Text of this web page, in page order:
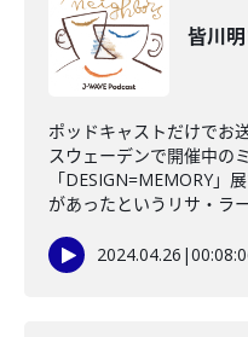
皆川
ポッドキャストだけでお
スウェーデンで開催中の
「DESIGN=MEMORY」
があったというリサ・ラ
2024.04.26 |